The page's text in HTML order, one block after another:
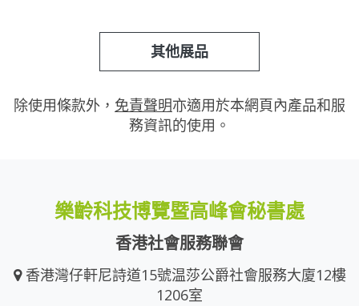
其他展品
除使用條款外， 免責聲明亦適用於本網頁內產品和服
務資訊的使用。
樂齡科技博覽暨高峰會秘書處
香港社會服務聯會
香港灣仔軒尼詩道15號温莎公爵社會服務大廈12樓
1206室